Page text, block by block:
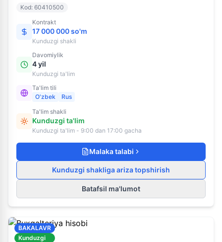
Kod: 60410500
Kontrakt
17 000 000 so'm
Kunduzgi shakli
Davomiylik
4 yil
Kunduzgi ta'lim
Ta'lim tili
O'zbek
Rus
Ta'lim shakli
Kunduzgi ta'lim
Kunduzgi ta'lim - 9:00 dan 17:00 gacha
Malaka talabi
Kunduzgi shakliga ariza topshirish
Batafsil ma'lumot
BAKALAVR
Kunduzgi